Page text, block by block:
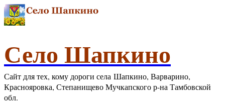
Село Шапкино
Сайт для тех, кому дороги села Шапкино, Варварино,
Краснояровка, Степанищево Мучкапского р-на Тамбовской
обл.